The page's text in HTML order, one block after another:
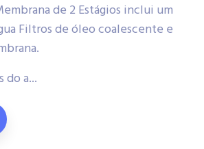
de 2 Estágios inclui um
Filtros de óleo coalescente e
do a...